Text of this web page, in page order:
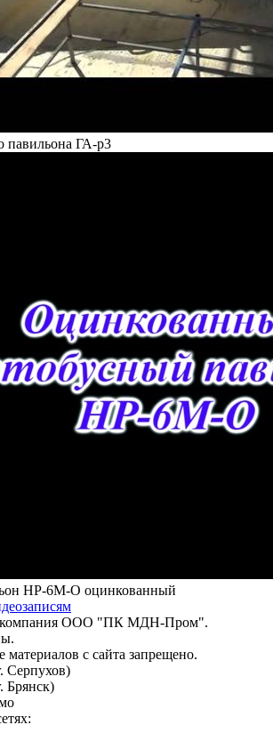
павильона ГА-р3
НР-6М-О оцинкованный
компания ООО "ПК МДН-Пром".
с сайта запрещено.
Серпухов)
Брянск)